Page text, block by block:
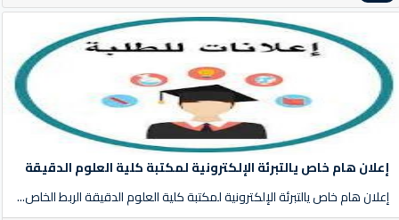
إعلان هام خاص يالتبرئة الإلكترونية لمكتبة كلية العلوم الدقيقة
إعلان هام خاص يالتبرئة الإلكترونية لمكتبة كلية العلوم الدقيقة الربط الخاص...